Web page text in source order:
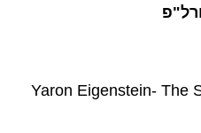
Yaron Eigenstein- The